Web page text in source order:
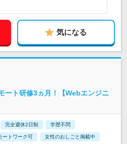
気になる
ート研修3ヵ月！【Webエンジニ
完全週休2日制 学歴不問
ートワーク可 女性のおしごと掲載中